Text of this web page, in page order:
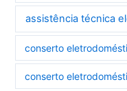
assistência técnica
conserto
conserto